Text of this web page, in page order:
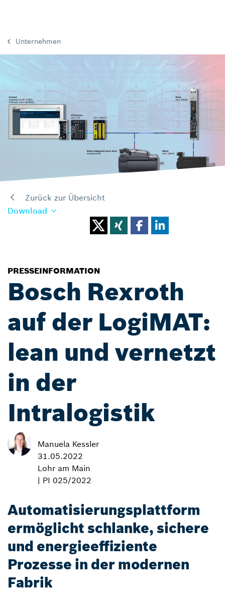
Unternehmen
Zurück zur Übersicht
Download
PRESSEINFORMATION
Bosch Rexroth
auf der LogiMAT:
lean und vernetzt
in der
Intralogistik
Manuela Kessler
31.05.2022
Lohr am Main
| PI 025/2022
Automatisierungsplattform
ermöglicht schlanke, sichere
und energieeffiziente
Prozesse in der modernen
Fabrik